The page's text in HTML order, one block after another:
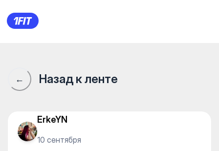
Бүгін 2 ші күн Бассейнге
← Назад к ленте
ErkeYN
10 сентября